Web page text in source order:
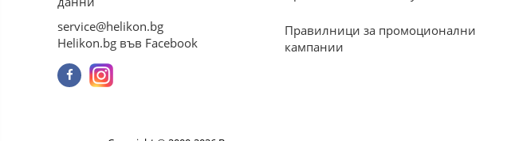
service@helikon.bg
Helikon.bg във Facebook
Правилници за промоционални
кампании